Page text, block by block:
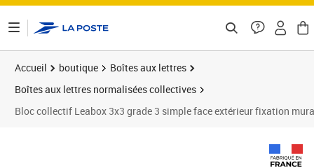
Accueil boutique
Boîtes aux lettres
Boîtes aux lettres normalisées collectives
Bloc collectif Leabox 3x3 grade 3 simple face extérieur fixation